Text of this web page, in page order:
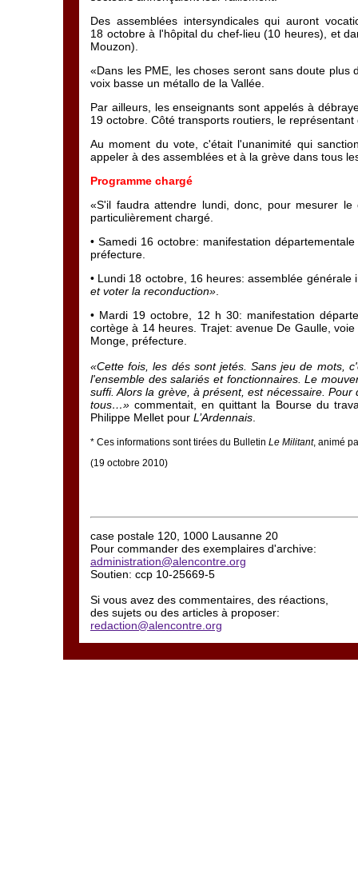
Des assemblées intersyndicales qui auront
18 octobre à l'hôpital du chef-lieu (10 heures), et
Mouzon).
«Dans les PME, les choses seront sans doute
voix basse un métallo de la Vallée.
Par ailleurs, les enseignants sont appelés à
19 octobre. Côté transports routiers, le
Au moment du vote, c'était l'unanimité qui
appeler à des assemblées et à la grève dans tous
Programme chargé
«S'il faudra attendre lundi, donc, pour mesurer
particulièrement chargé.
• Samedi 16 octobre: manifestation
préfecture.
• Lundi 18 octobre, 16 heures: assemblée
et voter la reconduction»
• Mardi 19 octobre, 12 h 30: manifestation
cortège à 14 heures. Trajet: avenue De Gaulle,
Monge, préfecture.
«Cette fois, les dés sont jetés. Sans jeu de mots,
l'ensemble des salariés et fonctionnaires. Le
suffi. Alors la grève, à présent, est nécessaire.
tous…» commentait, en quittant la Bourse du
Philippe Mellet pour L’Ardennais
* Ces informations sont tirées du Bulletin Le Militant, animé
(19 octobre 2010)
case postale 120, 1000 Lausanne 20
Pour commander des exemplaires d'archive:
administration@alencontre.org
Soutien: ccp 10-25669-5
Si vous avez des commentaires, des réactions,
des sujets ou des articles à proposer:
redaction@alencontre.org